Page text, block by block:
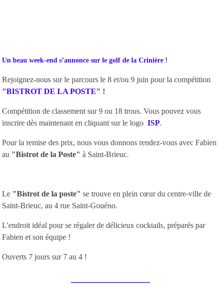
Un beau week-end s’annonce sur le golf de la Crinière !
Rejoignez-nous sur le parcours le 8 et/ou 9 juin pour la compétition
"BISTROT DE LA POSTE" !
Compétition de classement sur 9 ou 18 trous. Vous pouvez vous
inscrire dès maintenant en cliquant sur le logo ISP.
Pour la remise des prix, nous vous donnons rendez-vous avec Fabien
au "Bistrot de la Poste" à Saint-Brieuc.
Le "Bistrot de la poste" se trouve en plein cœur du centre-ville de
Saint-Brieuc, au 4 rue Saint-Gouéno.
L'endroit idéal pour se régaler de délicieux cocktails, préparés par
Fabien et son équipe !
Ouverts 7 jours sur 7 au 4 !